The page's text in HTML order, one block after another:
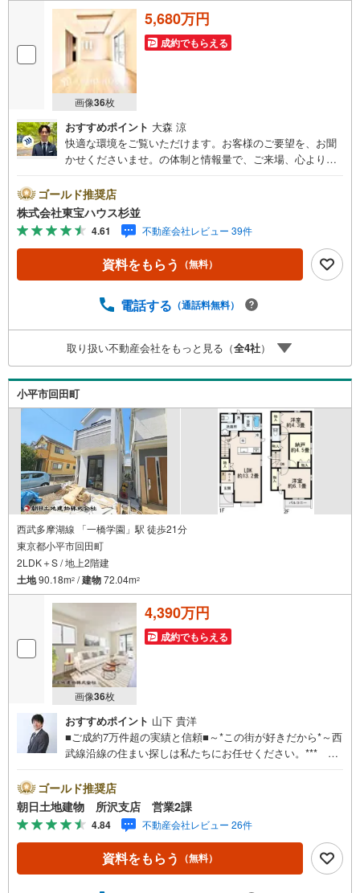
画像36枚
5,680万円
成約でもらえる
おすすめポイント 大森 涼
快適な環境をご覧いただけます。お客様のご要望を、お聞
かせくださいませ。の体制と情報量で、ご来場、心よりお
「未来カレンダー」のご提案。・ 未来に起こるであろうご
自宅リフォームをオンライン上でご提案「ミラカレクラ
ブ」。・ 不動産売却時、ご自宅を綺麗にかつ瀟洒にさせる
CG加工ホームステイジングサービス。・ 購入者様へ、税
理士による確定申告の無料セミナーをご招待いたします。
◆ご予約に際して◆日時のご希望をお伝えください。（も
（居住中物件）の手配が必要な場合がございますのでご容
案内が可能となりますのでお手数ですがご一報ください。
◆物件のご案内は◆弊社へのご来社、お客様宅へのお迎
え・最寄駅での待ち合わせ、物件周辺のコンビニ等でお待
ち合わせなど、ご希望をお伝えください。ご希望条件をお
伝え頂けましたら、ご見学希望物件以外の資料も用意して
参ります。もちろん他の物件も併せてご案内させていただ
きます。
ゴールド推奨店
株式会社東宝ハウス杉並
4.61 不動産会社レビュー 39件
資料をもらう （無料）
電話する （通話料無料）
取り扱い不動産会社をもっと見る（全4社）
小平市回田町
西武多摩湖線 「一橋学園」駅 徒歩21分
東京都小平市回田町
2LDK＋S / 地上2階建
土地90.18m2 /建物72.04m2
画像36枚
4,390万円
成約でもらえる
おすすめポイント 山下 貴洋
■ご成約7万件超の実績と信頼■～*この街が好きだから*～西
武線沿線の住まい探しは私たちにお任せください。*** 住
玉・神奈川に展開。豊富な取引データと現場経験をもと
に、お客様一人ひとりに最適なご提案を行っています。
「住宅ローンが不安」「自己資金が少ないけれど購入でき
る？」「住み替えの進め方が分からない」など、購入・売
却に関するお悩みにも有資格スタッフが丁寧に対応。資金
計画の立案から契約・お引渡しまで一貫してサポートいた
ゴールド推奨店
朝日土地建物 所沢支店 営業2課
4.84 不動産会社レビュー 26件
資料をもらう （無料）